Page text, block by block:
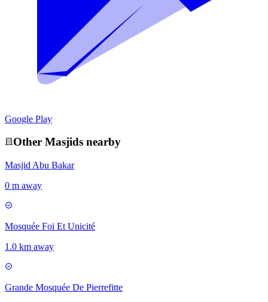
Google Play
Other Masjids nearby
Masjid Abu Bakar
0 m away
Mosquée Foi Et Unicité
1.0 km away
Grande Mosquée De Pierrefitte